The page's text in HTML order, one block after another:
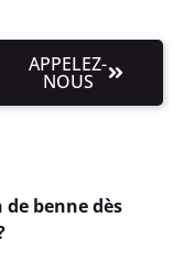
APPELEZ-
NOUS
benne dès